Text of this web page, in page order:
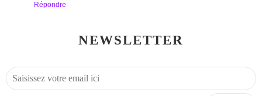
Répondre
NEWSLETTER